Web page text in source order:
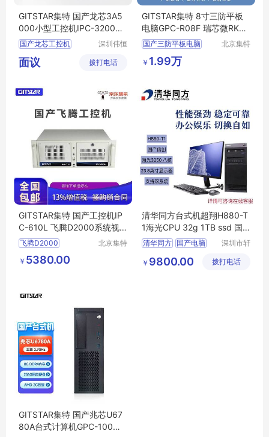
GITSTAR集特 国产龙芯3A5
000小型工控机IPC-3200桌
面电脑主机
国产龙芯工控机
国产桌面式工控机
国产工控机
国产集特工控机
深圳伟恒
公司
面议 拨打电话
GITSTAR集特 8寸三防平板
电脑GPC-R08F 瑞芯微RK33
99支持国产系统
国产三防平板电脑
加固手持平板
安卓加固平板电脑
高性能计算机终端
北京集特
￥ 1.99万
GITSTAR集特 国产工控机IP
C-610L 飞腾D2000系统视
觉工控电脑
飞腾D2000
国产原装工控机
北京工控机IPC
北京集特
￥ 5380.00
清华同方台式机超翔H880-T
1海光CPU 32g 1TB ssd 国
产4g 独立显卡 23.8显示器
清华同方 国产电脑
深圳市轩
有限公司
￥ 9800.00 拨打电话
GITSTAR集特 国产兆芯U67
80A台式计算机GPC-100桌